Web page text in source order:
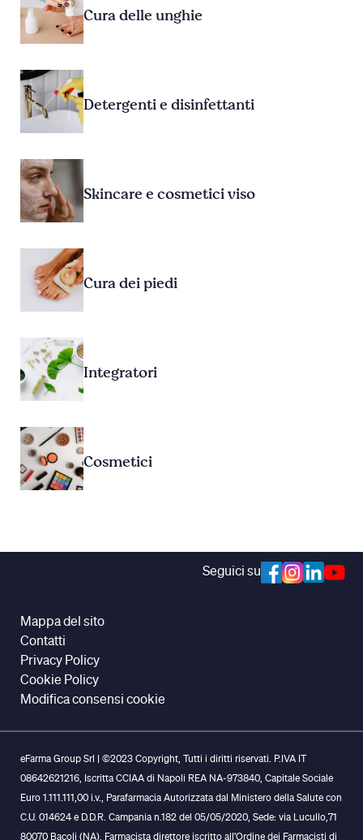
Cura delle unghie
Detergenti e disinfettanti
Skincare e cosmetici viso
Cura dei piedi
Integratori
Cosmetici
Seguici su
Mappa del sito
Contatti
Privacy Policy
Cookie Policy
Modifica consensi cookie
eFarma Group Srl | ©2023 Copyright, Tutti i diritti riservati. P.IVA IT
08642621216, Iscritta CCIAA di Napoli REA NA-973840, Capitale Sociale
Euro 1.111.111,00 i.v., Parafarmacia Autorizzata dal Ministero della Salute con
C.U. 014624 e D.D.R. Campania n.182 del 05/05/2020, Sede: via Lucullo,71
80070 Bacoli (NA). Farmacista direttore iscritto all’Ordine dei Farmacisti di